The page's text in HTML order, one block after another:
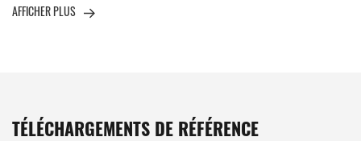
AFFICHER PLUS
TÉLÉCHARGEMENTS DE RÉFÉRENCE